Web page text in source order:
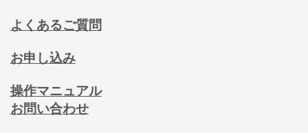
よくあるご質問
お申し込み
操作マニュアル
お問い合わせ